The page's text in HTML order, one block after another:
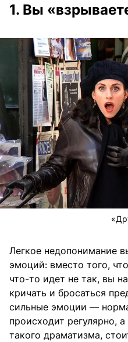
1. Вы
Легкое недопонимание
эмоций: вместо того,
что-то идет не так, вы
кричать и бросаться
сильные эмоции —
происходит регулярно,
такого драматизма,